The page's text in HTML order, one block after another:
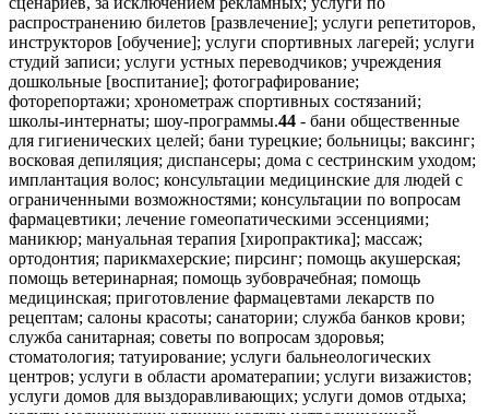
распространению билетов [развлечение]; услуги репетиторов,
инструкторов [обучение]; услуги спортивных лагерей; услуги
студий записи; услуги устных переводчиков; учреждения
дошкольные [воспитание]; фотографирование;
фоторепортажи; хронометраж спортивных состязаний;
школы-интернаты; шоу-программы.44 - бани общественные
для гигиенических целей; бани турецкие; больницы; ваксинг;
восковая депиляция; диспансеры; дома с сестринским уходом;
имплантация волос; консультации медицинские для людей с
ограниченными возможностями; консультации по вопросам
фармацевтики; лечение гомеопатическими эссенциями;
маникюр; мануальная терапия [хиропрактика]; массаж;
ортодонтия; парикмахерские; пирсинг; помощь акушерская;
помощь ветеринарная; помощь зубоврачебная; помощь
медицинская; приготовление фармацевтами лекарств по
рецептам; салоны красоты; санатории; служба банков крови;
служба санитарная; советы по вопросам здоровья;
стоматология; татуирование; услуги бальнеологических
центров; услуги в области ароматерапии; услуги визажистов;
услуги домов для выздоравливающих; услуги домов отдыха;